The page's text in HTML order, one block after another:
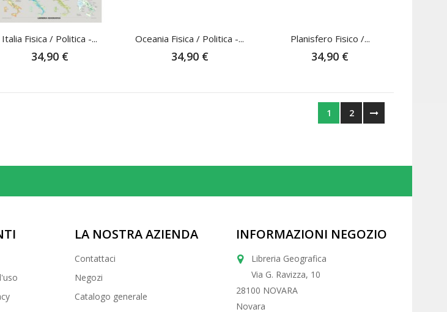
Italia Fisica / Politica -...
34,90 €
Oceania Fisica / Politica -...
34,90 €
Planisfero Fisico /...
34,90 €
1 2
LA NOSTRA AZIENDA
Contattaci
Negozi
Catalogo generale
INFORMAZIONI NEGOZIO
Libreria Geografica
Via G. Ravizza, 10
28100 NOVARA
Novara